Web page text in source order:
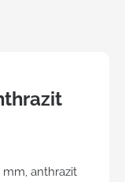
mm, anthrazit